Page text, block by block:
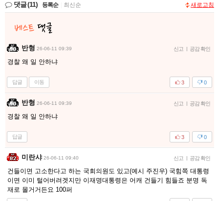
댓글(11) 등록순 최신순 새로고침
반형 26-06-11 09:39 신고 | 공감 확인
경찰 왜 일 안하냐
답글 이동 0
3
반형 26-06-11 09:39 신고 | 공감 확인
경찰 왜 일 안하냐
답글 0
3
미란샤 26-06-11 09:40 신고 | 공감 확인
건들이면 고소한다고 하는 국회의원도 있고(예시 주진우) 국힘쪽 대통령
이면 이미 털어버려겟지만 이재명대통령은 어캐 건들기 힘들죠 분명 독
재로 몰거거든요 100퍼